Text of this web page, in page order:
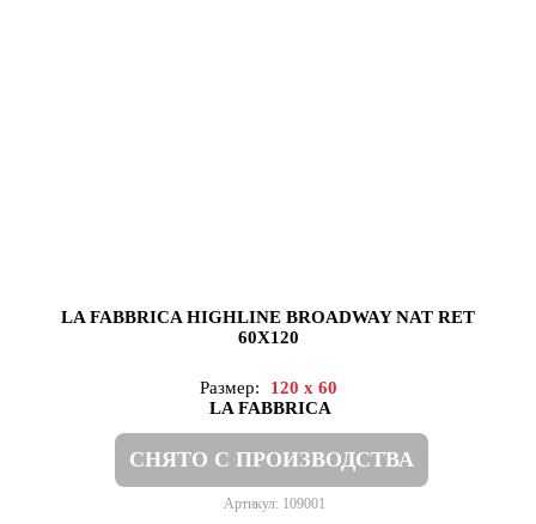
LA FABBRICA HIGHLINE BROADWAY NAT RET
60X120
Размер:
120 x 60
LA FABBRICA
СНЯТО С ПРОИЗВОДСТВА
Артикул: 109001